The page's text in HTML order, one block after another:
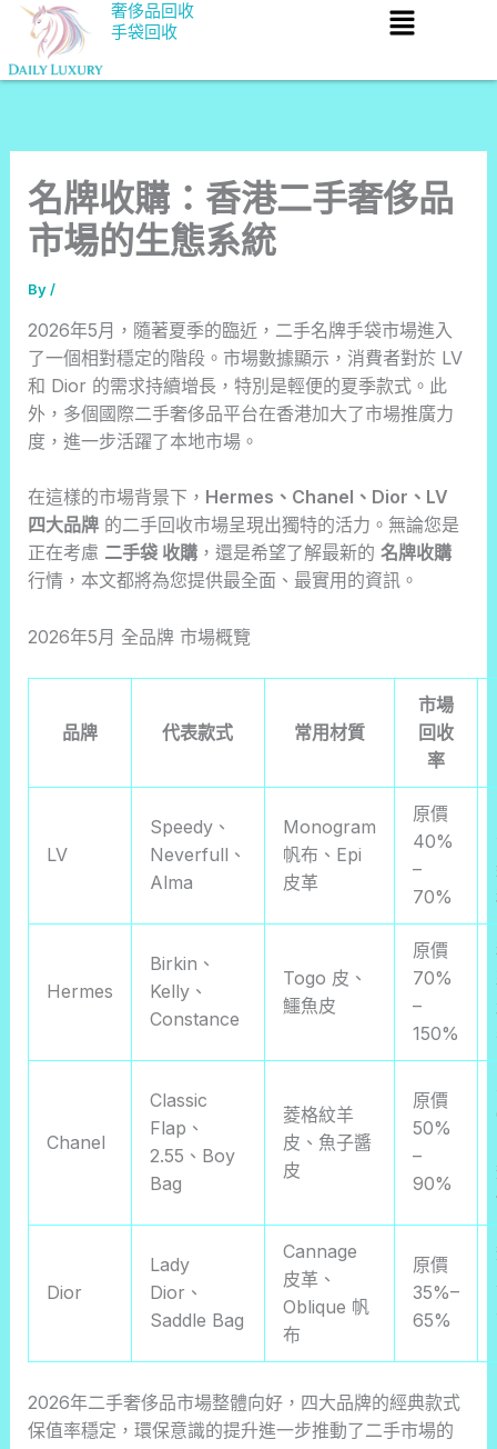
Skip
content
奢侈品回收
手袋回收
Menu
名牌收購：香港二手奢侈品
市場的生態系統
By/
2026年5月，隨著夏季的臨近，二手名牌手袋市場進入
了一個相對穩定的階段。市場數據顯示，消費者對於 LV
和 Dior 的需求持續增長，特別是輕便的夏季款式。此
外，多個國際二手奢侈品平台在香港加大了市場推廣力
度，進一步活躍了本地市場。
在這樣的市場背景下， Hermes、Chanel、Dior、LV
四大品牌的二手回收市場呈現出獨特的活力。無論您是
正在考慮 二手袋 收購，還是希望了解最新的 名牌收購
行情，本文都將為您提供最全面、最實用的資訊。
2026年5月 全品牌 市場概覽
品牌 代表款式 常用材質
市場
回收
率
LV
Speedy、
Neverfull、
Alma
Monogram
帆布、Epi
皮革
原價
40%
–
70%
Hermes
Birkin、
Kelly、
Constance
Togo 皮、
鱷魚皮
原價
70%
–
150%
Chanel
Classic
Flap、
2.55、Boy
Bag
菱格紋羊
皮、魚子醬
皮
原價
50%
–
90%
Dior
Lady
Dior、
Saddle Bag
Cannage
皮革、
Oblique 帆
布
原價
35%–
65%
2026年二手奢侈品市場整體向好，四大品牌的經典款式
保值率穩定，環保意識的提升進一步推動了二手市場的